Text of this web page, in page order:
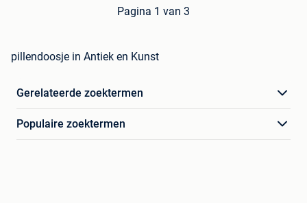
Pagina 1 van 3
pillendoosje in Antiek en Kunst
Gerelateerde zoektermen
Populaire zoektermen